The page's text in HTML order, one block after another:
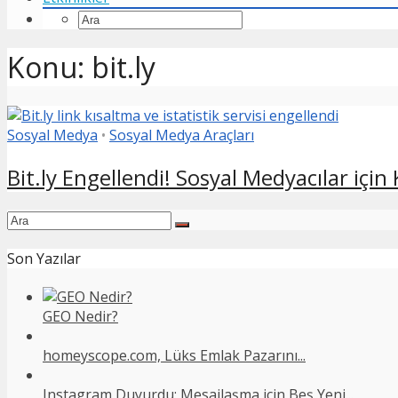
Konu: bit.ly
Sosyal Medya • Sosyal Medya Araçları
Bit.ly Engellendi! Sosyal Medyacılar için
Son Yazılar
GEO Nedir?
homeyscope.com, Lüks Emlak Pazarını...